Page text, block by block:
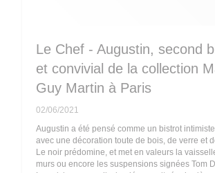
Le Chef - Augustin, second
et convivial de la collection
Guy Martin à Paris
02/06/2021
Augustin a été pensé comme un bistrot
avec une décoration toute de bois, de verre et
Le noir prédomine, et met en valeurs la
murs ou encore les suspensions signées Tom